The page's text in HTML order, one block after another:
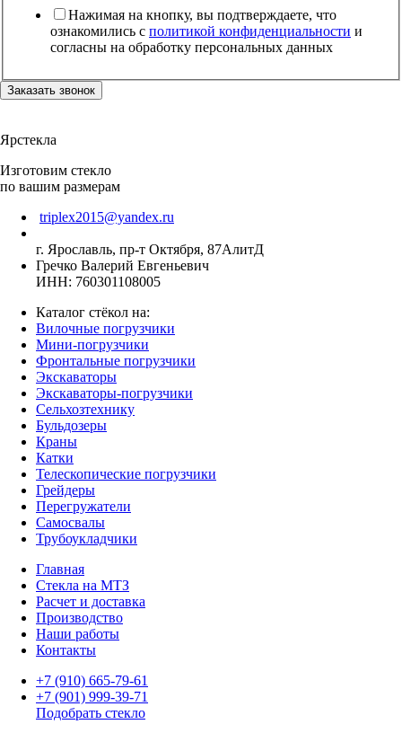
Нажимая на кнопку, вы подтверждаете, что
ознакомились с политикой конфиденциальности и
согласны на обработку персональных данных
Заказать звонок
Ярстекла
Изготовим стекло
по вашим размерам
triplex2015@yandex.ru
г. Ярославль, пр-т Октября, 87АлитД
Гречко Валерий Евгеньевич
ИНН: 760301108005
Каталог стёкол на:
Вилочные погрузчики
Мини-погрузчики
Фронтальные погрузчики
Экскаваторы
Экскаваторы-погрузчики
Сельхозтехнику
Бульдозеры
Краны
Катки
Телескопические погрузчики
Грейдеры
Перегружатели
Самосвалы
Трубоукладчики
Главная
Стекла на МТЗ
Расчет и доставка
Производство
Наши работы
Контакты
+7 (910) 665-79-61
+7 (901) 999-39-71
Подобрать стекло